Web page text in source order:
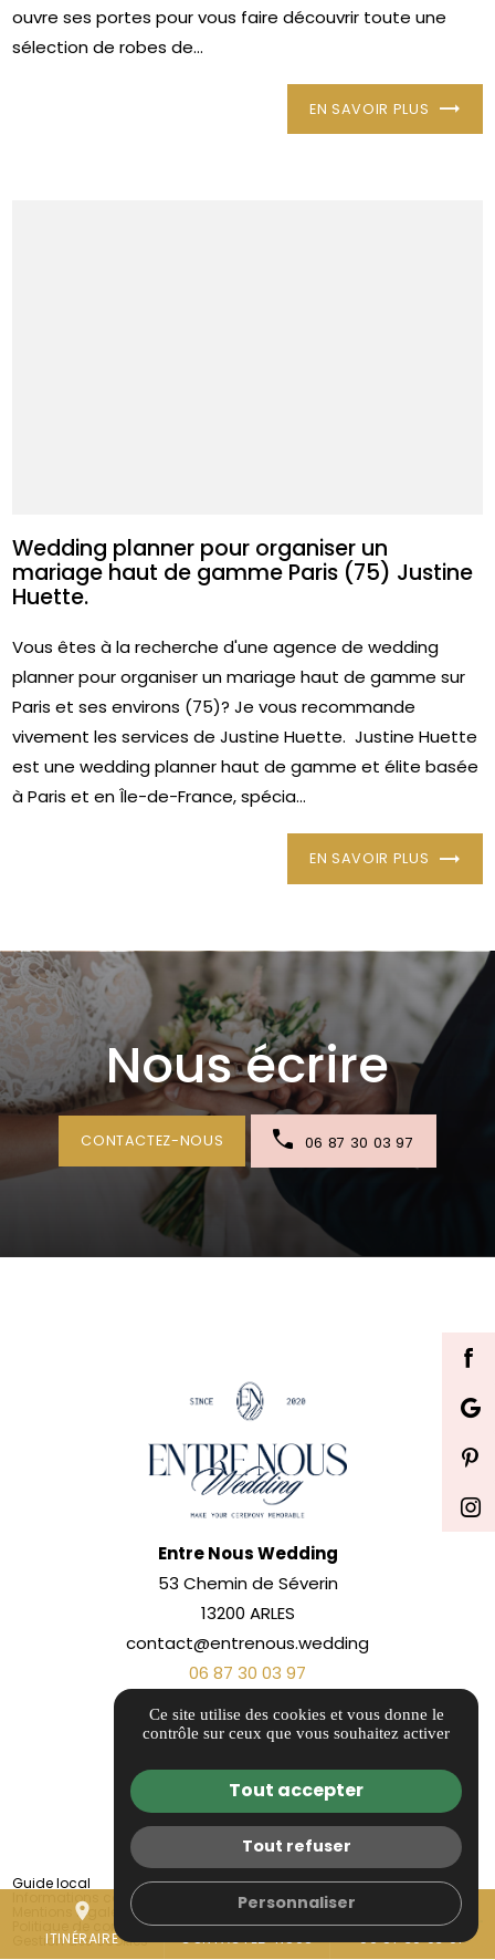
ouvre ses portes pour vous faire découvrir toute une
sélection de robes de...
EN SAVOIR PLUS
Wedding planner pour organiser un
mariage haut de gamme Paris (75) Justine
Huette.
Vous êtes à la recherche d'une agence de wedding
planner pour organiser un mariage haut de gamme sur
Paris et ses environs (75)? Je vous recommande
vivement les services de Justine Huette. Justine Huette
est une wedding planner haut de gamme et élite basée
à Paris et en Île-de-France, spécia...
EN SAVOIR PLUS
Nous écrire
CONTACTEZ-NOUS 06 87 30 03 97
place
ITINÉRAIRE
mail
CONTACTEZ-NOUS 06 87 30 03 97
Entre Nous Wedding
53 Chemin de Séverin
13200 ARLES
contact@entrenous.wedding
06 87 30 03 97
ITINÉRAIRE
Guide local
Informations complémentaires
Mentions légales
Politique de confidentialité
Gestion des cookies
Ce site utilise des cookies et vous donne le
contrôle sur ceux que vous souhaitez activer
Tout accepter
Tout refuser
Personnaliser